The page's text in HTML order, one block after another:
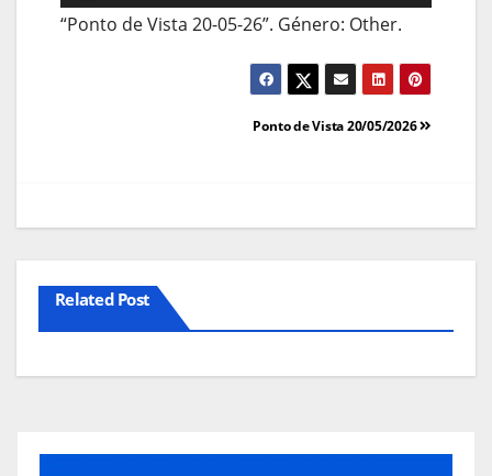
de
“Ponto de Vista 20-05-26”. Género: Other.
Ponto de Vista 20/05/2026
Related Post